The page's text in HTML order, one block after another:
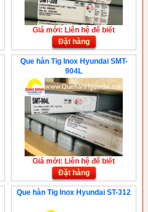
Giá mới: Liên hệ để biết
Đặt hàng
Que hàn Tig Inox Hyundai SMT-
904L
Giá mới: Liên hệ để biết
Đặt hàng
Que hàn Tig Inox Hyundai ST-312